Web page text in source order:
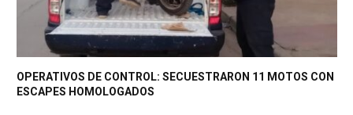
OPERATIVOS DE CONTROL: SECUESTRARON 11 MOTOS CON
ESCAPES HOMOLOGADOS